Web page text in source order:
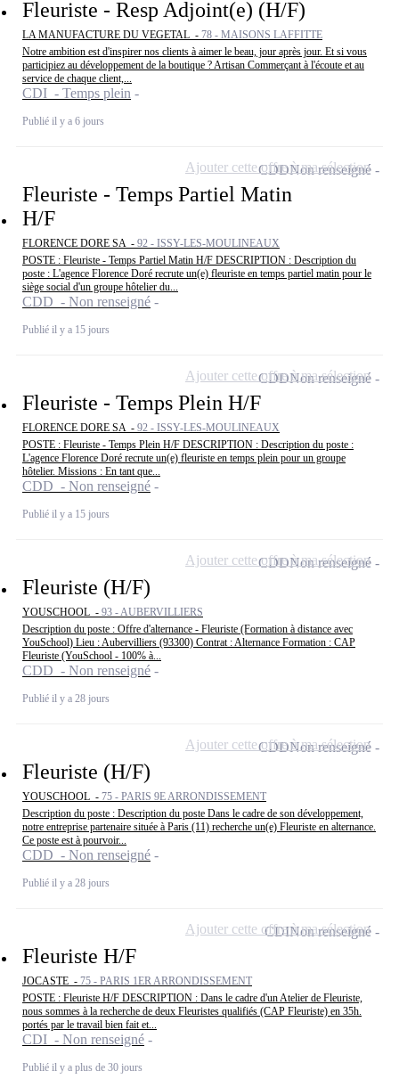
Fleuriste - Resp Adjoint(e) (H/F)
LA MANUFACTURE DU VEGETAL - 78 - MAISONS LAFFITTE
Notre ambition est d'inspirer nos clients à aimer le beau, jour après jour. Et si vous
participiez au développement de la boutique ? Artisan Commerçant à l'écoute et au
service de chaque client,...
CDI - Temps plein
Publié il y a 6 jours
Fleuriste - Temps Partiel Matin
H/F
FLORENCE DORE SA - 92 - ISSY-LES-MOULINEAUX
POSTE : Fleuriste - Temps Partiel Matin H/F DESCRIPTION : Description du
poste : L'agence Florence Doré recrute un(e) fleuriste en temps partiel matin pour le
siège social d'un groupe hôtelier du...
CDD - Non renseigné
Publié il y a 15 jours
CDDNon renseigné
Ajouter cette offre à ma sélection
Fleuriste - Temps Plein H/F
FLORENCE DORE SA - 92 - ISSY-LES-MOULINEAUX
POSTE : Fleuriste - Temps Plein H/F DESCRIPTION : Description du poste :
L'agence Florence Doré recrute un(e) fleuriste en temps plein pour un groupe
hôtelier. Missions : En tant que...
CDD - Non renseigné
Publié il y a 15 jours
CDDNon renseigné
Ajouter cette offre à ma sélection
Fleuriste (H/F)
YOUSCHOOL - 93 - AUBERVILLIERS
Description du poste : Offre d'alternance - Fleuriste (Formation à distance avec
YouSchool) Lieu : Aubervilliers (93300) Contrat : Alternance Formation : CAP
Fleuriste (YouSchool - 100% à...
CDD - Non renseigné
Publié il y a 28 jours
CDDNon renseigné
Ajouter cette offre à ma sélection
Fleuriste (H/F)
YOUSCHOOL - 75 - PARIS 9E ARRONDISSEMENT
Description du poste : Description du poste Dans le cadre de son développement,
notre entreprise partenaire située à Paris (11) recherche un(e) Fleuriste en alternance.
Ce poste est à pourvoir...
CDD - Non renseigné
Publié il y a 28 jours
CDDNon renseigné
Ajouter cette offre à ma sélection
Fleuriste H/F
JOCASTE - 75 - PARIS 1ER ARRONDISSEMENT
POSTE : Fleuriste H/F DESCRIPTION : Dans le cadre d'un Atelier de Fleuriste,
nous sommes à la recherche de deux Fleuristes qualifiés (CAP Fleuriste) en 35h.
portés par le travail bien fait et...
CDI - Non renseigné
Publié il y a plus de 30 jours
CDINon renseigné
Ajouter cette offre à ma sélection